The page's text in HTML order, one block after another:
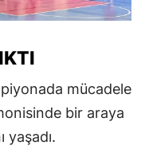
mücadele
bir araya
yaşadı.